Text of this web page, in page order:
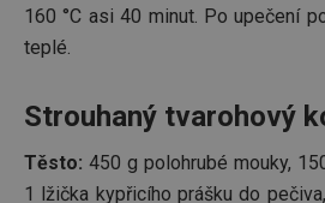
160 °C asi 40 minut. Po upečení
teplé.
Strouhaný tvarohový
Těsto: 450 g polohrubé mouky,
1 lžička kypřicího prášku do